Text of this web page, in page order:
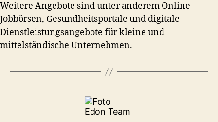
Weitere Angebote sind unter anderem Online
Jobbörsen, Gesundheitsportale und digitale
Dienstleistungsangebote für kleine und
mittelständische Unternehmen.